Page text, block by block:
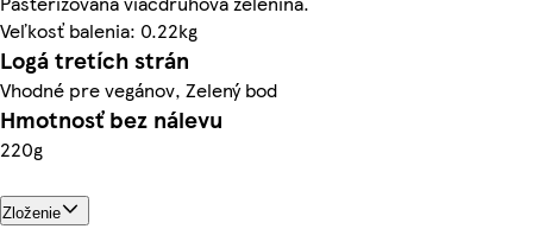
Veľkosť balenia: 0.22kg
Logá tretích strán
Vhodné pre vegánov, Zelený bod
Hmotnosť bez nálevu
220g
Zloženie